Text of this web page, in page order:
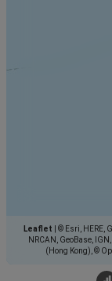
Leaflet
© Esri, HERE,
NRCAN, GeoBase,
(Hong Kong), ©